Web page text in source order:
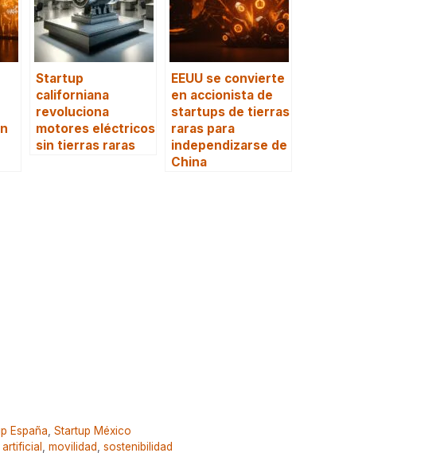
Startup
californiana
revoluciona
motores eléctricos
sin tierras raras
EEUU se convierte
en accionista de
startups de tierras
raras para
independizarse de
China
España Startup México
movilidad sostenibilidad